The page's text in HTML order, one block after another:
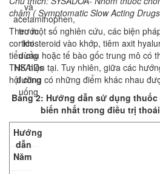
và
acetaminophen,
trước
khi
dùng
NSAIDs
đường
uống
chậm ( Symptomatic Slow Acting
Theo một số nghiên cứu, các biện
corticosteroid vào khớp, tiêm axit
tiểu cầu hoặc tế bào gốc trung mô có
THK hiện tại. Tuy nhiên, giữa các
hội cũng có những điểm khác nhau
Bảng 2: Hướng dẫn sử dụng
biến nhất trong điều trị
Hướng
dẫn
Năm